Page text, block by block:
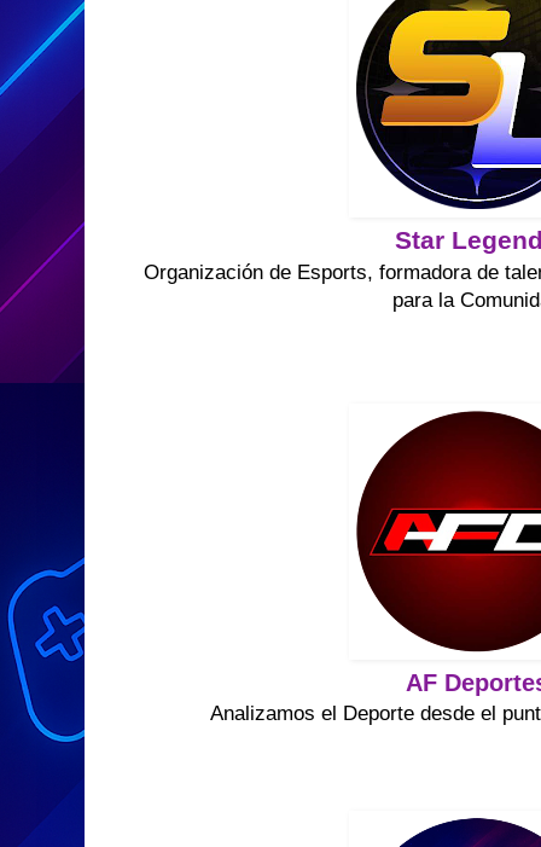
Star
Organización de Esports, formadora de
para la
AF
Analizamos el Deporte desde el